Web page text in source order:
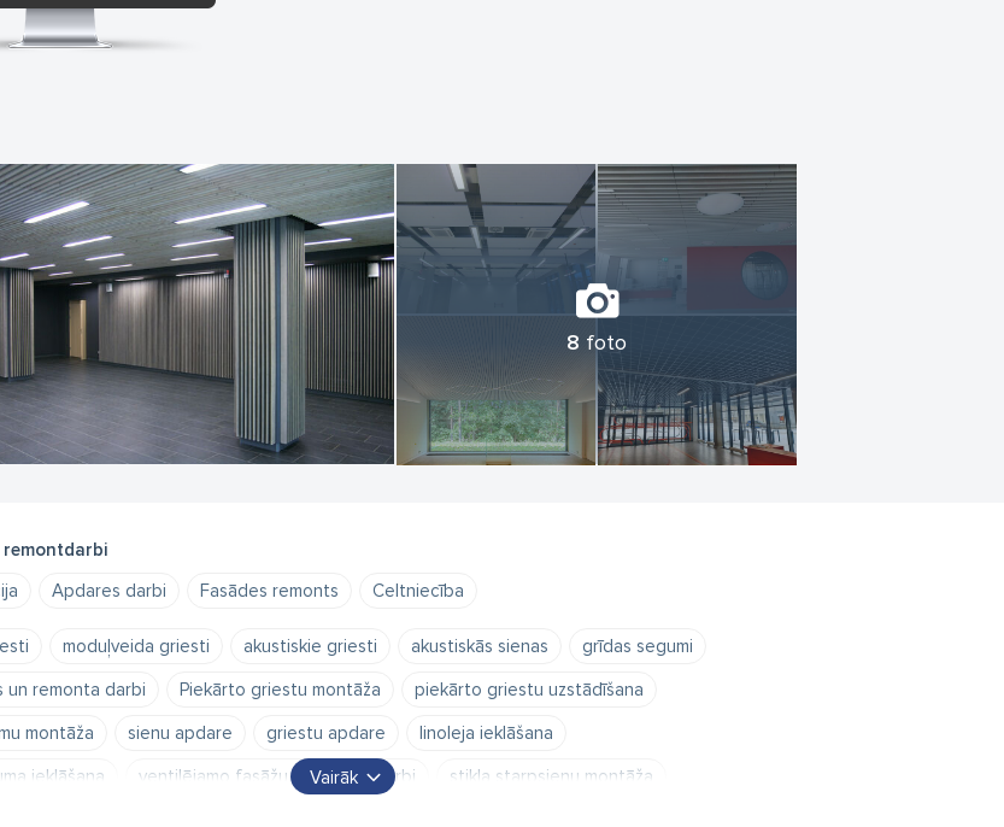
8 foto
remontdarbi
Apdares darbi Fasādes remonts Celtniecība
moduļveida griesti akustiskie griesti akustiskās sienas
grīdas segumi
un remonta darbi
Piekārto griestu montāža
piekārto griestu uzstādīšana
montāža
sienu apdare griestu apdare
linoleja ieklāšana
ieklāšana
ventilējamo fasāžu montāžas darbi
stikla starpsienu montāža
Vairāk